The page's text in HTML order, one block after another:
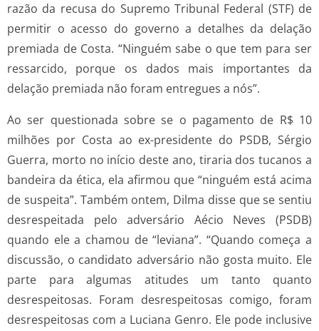
razão da recusa do Supremo Tribunal Federal (STF) de
permitir o acesso do governo a detalhes da delação
premiada de Costa. “Ninguém sabe o que tem para ser
ressarcido, porque os dados mais importantes da
delação premiada não foram entregues a nós”.
Ao ser questionada sobre se o pagamento de R$ 10
milhões por Costa ao ex-presidente do PSDB, Sérgio
Guerra, morto no início deste ano, tiraria dos tucanos a
bandeira da ética, ela afirmou que “ninguém está acima
de suspeita”. Também ontem, Dilma disse que se sentiu
desrespeitada pelo adversário Aécio Neves (PSDB)
quando ele a chamou de “leviana”. “Quando começa a
discussão, o candidato adversário não gosta muito. Ele
parte para algumas atitudes um tanto quanto
desrespeitosas. Foram desrespeitosas comigo, foram
desrespeitosas com a Luciana Genro. Ele pode inclusive